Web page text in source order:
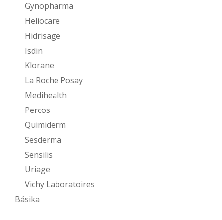
Gynopharma
Heliocare
Hidrisage
Isdin
Klorane
La Roche Posay
Medihealth
Percos
Quimiderm
Sesderma
Sensilis
Uriage
Vichy Laboratoires
Básika